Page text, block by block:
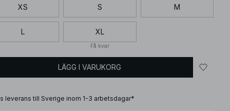
XS S M
L XL
Få kvar
LÄGG I VARUKORG
leverans till Sverige inom 1-3 arbetsdagar*